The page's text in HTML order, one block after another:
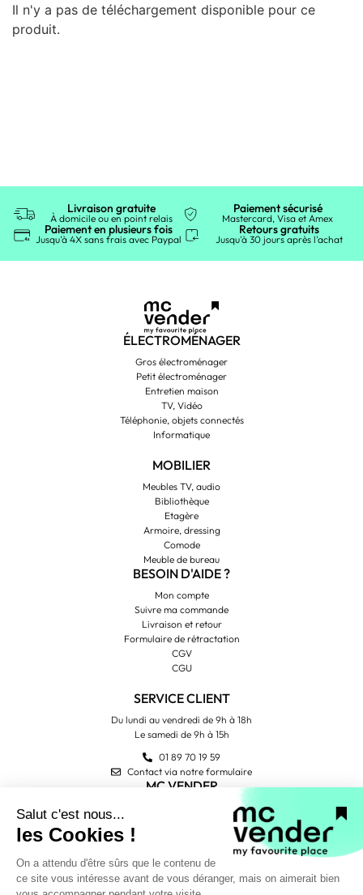
Il n'y a pas de téléchargement disponible pour ce
produit.
Livraison gratuite
À domicile ou en point relais
Paiement sécurisé
Mastercard, Visa et Amex
Paiement en plusieurs fois
Jusqu'à 4X sans frais avec Paypal
Retours gratuits
Jusqu'à 30 jours après l'achat
ÉLECTROMÉNAGER
Gros électroménager
Petit électroménager
Entretien maison
TV, Vidéo
Téléphonie, objets connectés
Informatique
MOBILIER
Meubles TV, audio
Bibliothèque
Etagère
Armoire, dressing
Comode
Meuble de bureau
BESOIN D'AIDE ?
Mon compte
Suivre ma commande
Livraison et retour
Formulaire de rétractation
CGV
CGU
SERVICE CLIENT
Du lundi au vendredi de 9h à 18h
Le samedi de 9h à 15h
01 89 70 19 59
Contact via notre formulaire
MC VENDER
PAIEMENT SÉCURISÉ